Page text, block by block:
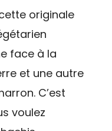
originale
face à la
et une autre
C’est
voulez